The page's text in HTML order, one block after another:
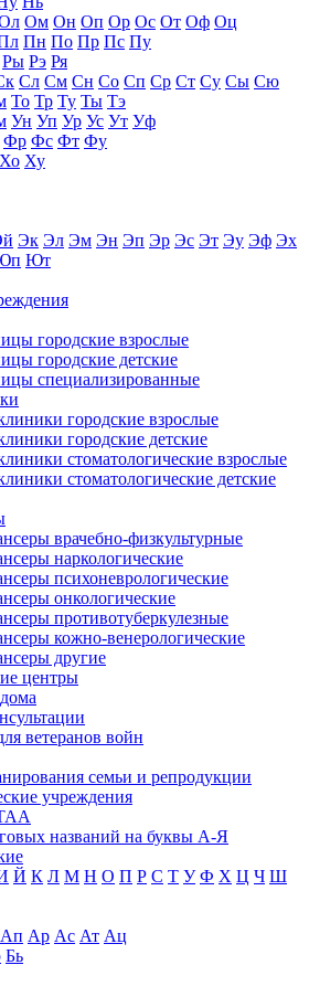
Ом Он Оп Ор Ос От Оф Оц
Пн По Пр Пс Пу
Ры Рэ Ря
Сл См Сн Со Сп Ср Ст Су Сы Сю
То Тр Ту Ты Тэ
Ун Уп Ур Ус Ут Уф
Фр Фс Фт Фу
Хо Ху
Эк Эл Эм Эн Эп Эр Эс Эт Эу Эф Эх
Ют
городские взрослые
городские детские
специализированные
городские взрослые
городские детские
стоматологические взрослые
стоматологические детские
врачебно-физкультурные
наркологические
психоневрологические
онкологические
противотуберкулезные
кожно-венерологические
другие
центры
ветеранов войн
семьи и репродукции
учреждения
названий на буквы А-Я
Й К Л М Н О П Р С Т У Ф Х Ц Ч Ш
Ап Ар Ас Ат Ац
Бь